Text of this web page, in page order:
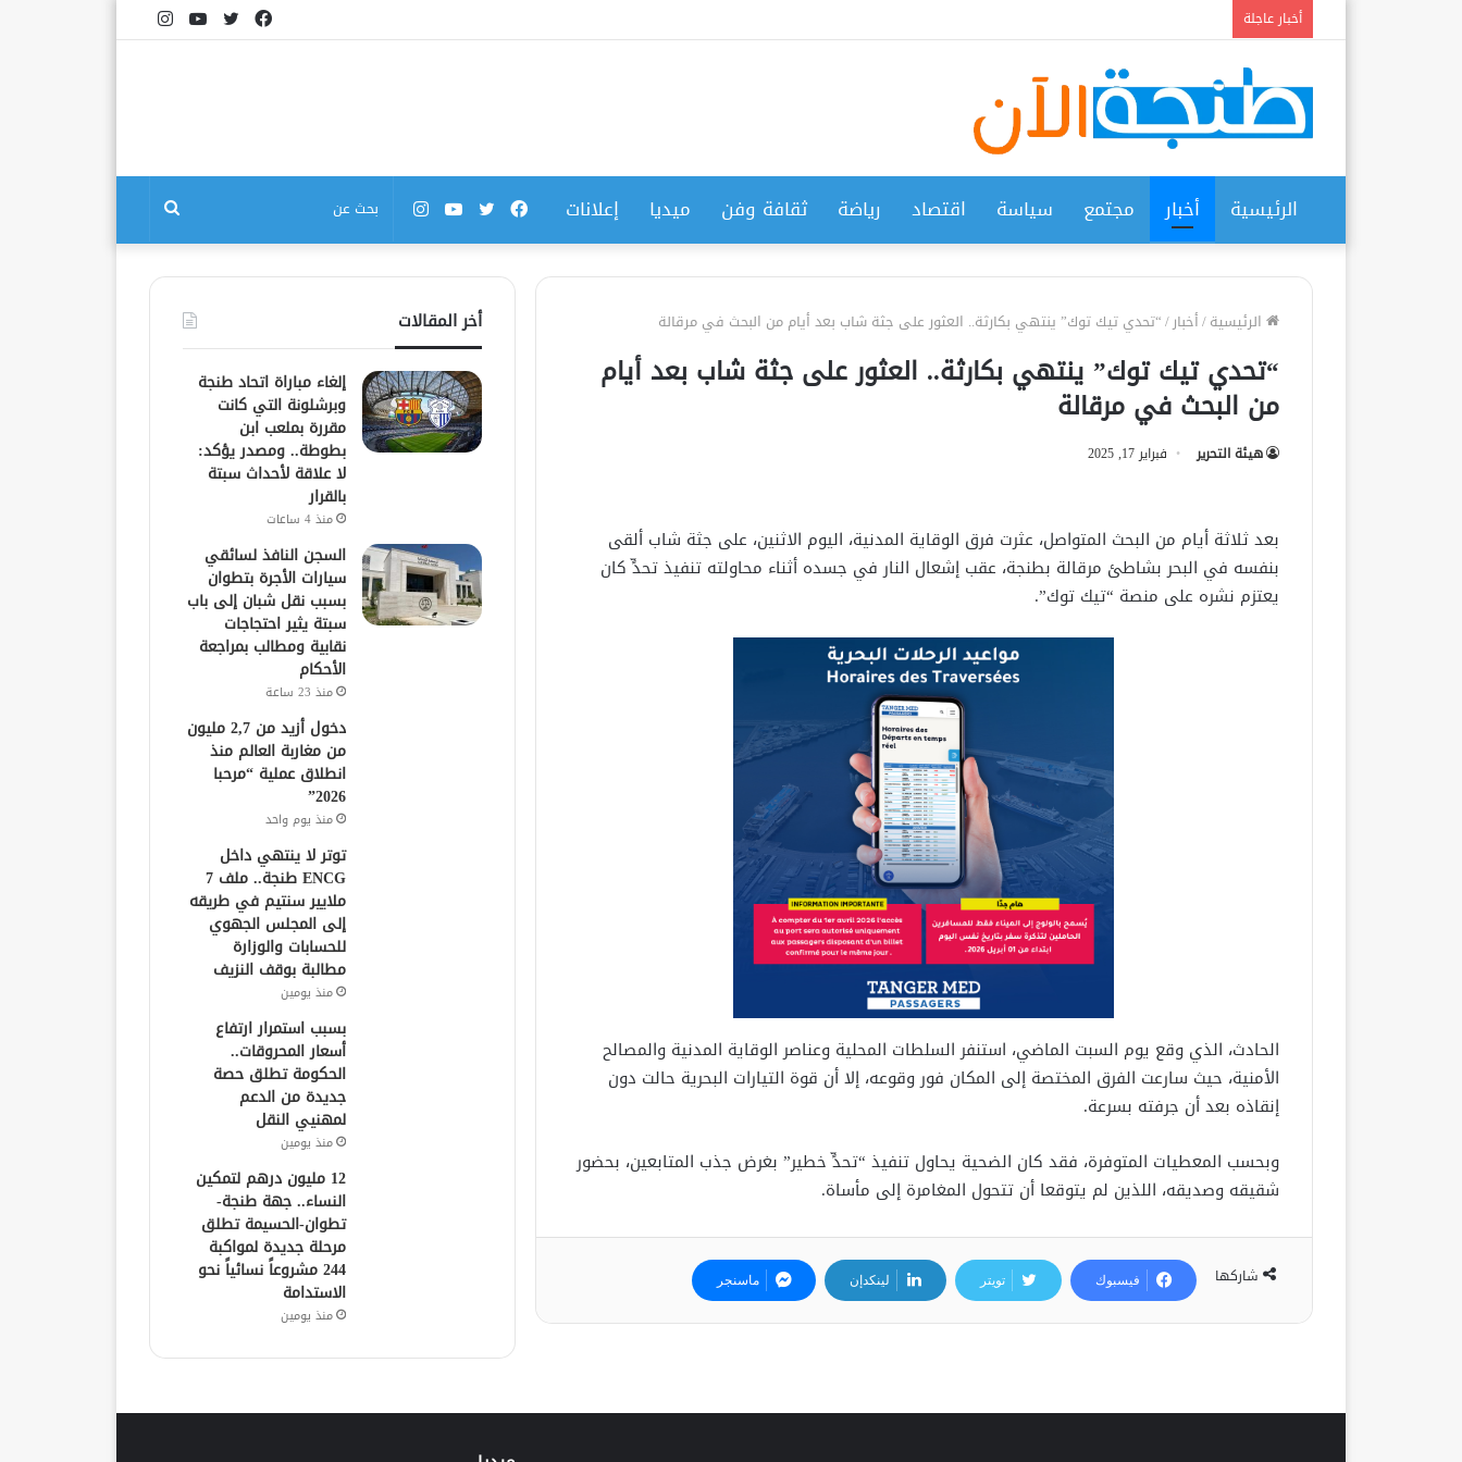
أخبار عاجلة انستقراميوتيوبتويتر
فيسبوك
الرئيسية أخبار مجتمع سياسة اقتصاد رياضة ثقافة وفن ميديا إعلانات بحث
عن
انستقراميوتيوبتويتر
فيسبوك
الرئيسية/أخبار/“تحدي تيك توك” ينتهي بكارثة.. العثور على جثة شاب بعد أيام من البحث في مرقالة
“تحدي تيك توك” ينتهي بكارثة.. العثور على جثة شاب بعد أيام
من البحث في مرقالة
هيئة التحرير فبراير 17, 2025
بعد ثلاثة أيام من البحث المتواصل، عثرت فرق الوقاية المدنية، اليوم الاثنين، على جثة شاب ألقى
بنفسه في البحر بشاطئ مرقالة بطنجة، عقب إشعال النار في جسده أثناء محاولته تنفيذ تحدٍّ كان
يعتزم نشره على منصة “تيك توك”.
الحادث، الذي وقع يوم السبت الماضي، استنفر السلطات المحلية وعناصر الوقاية المدنية والمصالح
الأمنية، حيث سارعت الفرق المختصة إلى المكان فور وقوعه، إلا أن قوة التيارات البحرية حالت دون
إنقاذه بعد أن جرفته بسرعة.
وبحسب المعطيات المتوفرة، فقد كان الضحية يحاول تنفيذ “تحدٍّ خطير” بغرض جذب المتابعين، بحضور
شقيقه وصديقه، اللذين لم يتوقعا أن تتحول المغامرة إلى مأساة.
شاركها فيسبوك تويتر لينكدإن ماسنجر
أخر المقالات
إلغاء مباراة اتحاد طنجة
وبرشلونة التي كانت
مقررة بملعب ابن
بطوطة.. ومصدر يؤكد:
لا علاقة لأحداث سبتة
بالقرار
منذ 4 ساعات
السجن النافذ لسائقي
سيارات الأجرة بتطوان
بسبب نقل شبان إلى باب
سبتة يثير احتجاجات
نقابية ومطالب بمراجعة
الأحكام
منذ 23 ساعة
دخول أزيد من 2,7 مليون
من مغاربة العالم منذ
انطلاق عملية “مرحبا
2026”
منذ يوم واحد
توتر لا ينتهي داخل
ENCG طنجة.. ملف 7
ملايير سنتيم في طريقه
إلى المجلس الجهوي
للحسابات والوزارة
مطالبة بوقف النزيف
منذ يومين
بسبب استمرار ارتفاع
أسعار المحروقات..
الحكومة تطلق حصة
جديدة من الدعم
لمهنيي النقل
منذ يومين
12 مليون درهم لتمكين
النساء.. جهة طنجة-
تطوان-الحسيمة تطلق
مرحلة جديدة لمواكبة
244 مشروعاً نسائياً نحو
الاستدامة
منذ يومين